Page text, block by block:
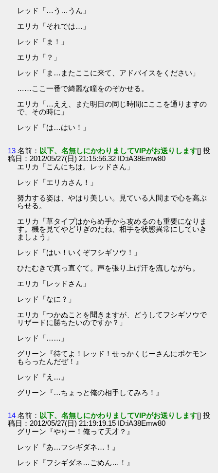
レッド「…う…うん」
エリカ「それでは…」
レッド「ま！」
エリカ「？」
レッド「ま…またここに来て、アドバイスをください」
……ここ一番で綺麗な瞳をのぞかせる。
エリカ「…ええ、また明日の同じ時間にここを通りますの
で、その時に」
レッド「は…はい！」
13 名前： 以下、名無しにかわりましてVIPがお送りします[] 投
稿日：2012/05/27(日) 21:15:56.32 ID:iA38Emw80
エリカ「こんにちは。レッドさん」
レッド「エリカさん！」
努力する姿は、やはり美しい。見ている人間まで心を高ぶ
らせる。
エリカ「草タイプはからめ手から攻めるのも重要になりま
す。機を見てやどりぎのたね、相手を状態異常にしていき
ましょう」
レッド「はい！いくぞフシギソウ！」
ひたむきで真っ直ぐて。声を張り上げ汗を流しながら。
エリカ「レッドさん」
レッド「なに？」
エリカ「つかぬことを聞きますが、どうしてフシギソウで
リザードに勝ちたいのですか？」
レッド「……」
グリーン『待てよ！レッド！せっかくじーさんにポケモン
もらったんだぜ！』
レッド『え…』
グリーン『…ちょっと俺の相手してみろ！』
14 名前： 以下、名無しにかわりましてVIPがお送りします[] 投
稿日：2012/05/27(日) 21:19:19.15 ID:iA38Emw80
グリーン『やりー！俺って天才？』
レッド『あ…フシギダネ…！』
レッド『フシギダネ…ごめん…！』